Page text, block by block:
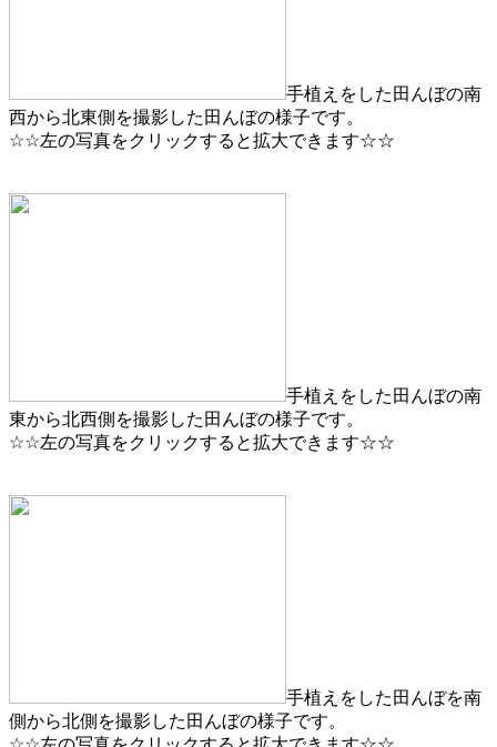
手植えをした田んぼの南
西から北東側を撮影した田んぼの様子です。
☆☆左の写真をクリックすると拡大できます☆☆
手植えをした田んぼの南
東から北西側を撮影した田んぼの様子です。
☆☆左の写真をクリックすると拡大できます☆☆
手植えをした田んぼを南
側から北側を撮影した田んぼの様子です。